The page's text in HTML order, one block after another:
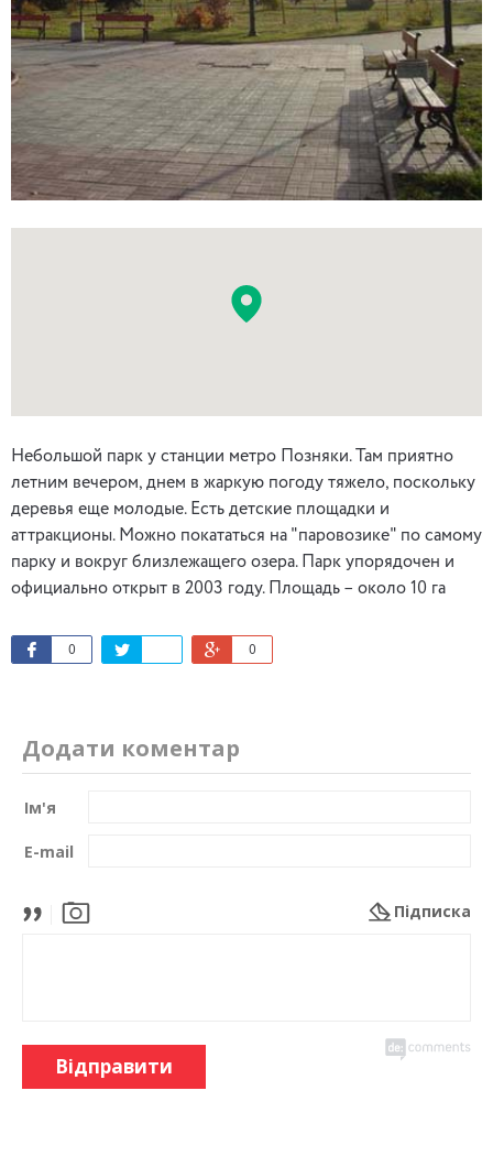
Небольшой парк у станции метро Позняки. Там приятно
летним вечером, днем в жаркую погоду тяжело, поскольку
деревья еще молодые. Есть детские площадки и
аттракционы. Можно покататься на "паровозике" по самому
парку и вокруг близлежащего озера. Парк упорядочен и
официально открыт в 2003 году. Площадь – около 10 га
0 0
Додати коментар
Ім'я
E-mail
Підписка
Відправити